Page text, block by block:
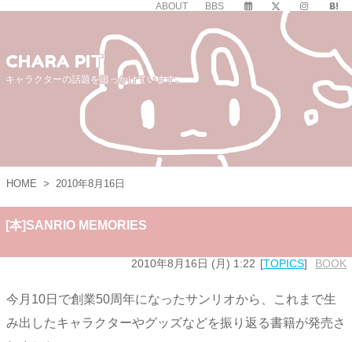
ABOUT BBS
CHARA PIT
キャラクターの話題を追っかけています。
HOME > 2010年8月16日
[本]SANRIO MEMORIES
2010年8月16日 (月) 1:22 TOPICS BOOK
今月10日で創業50周年になったサンリオから、これまで生
み出したキャラクターやグッズなどを振り返る書籍が発売さ